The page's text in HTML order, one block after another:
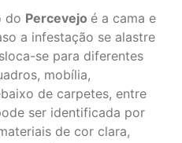
do Percevejo é a cama e
a infestação se alastre
se para diferentes
mobília,
de carpetes, entre
ser identificada por
de cor clara,